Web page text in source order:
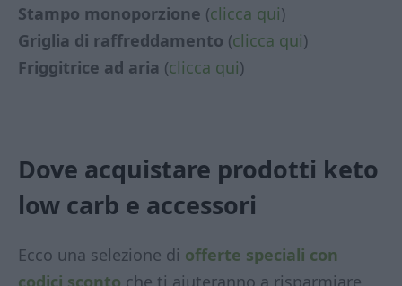
Stampo monoporzione (clicca qui)
Griglia di raffreddamento (clicca qui)
Friggitrice ad aria (clicca qui)
Dove acquistare prodotti keto
low carb e accessori
Ecco una selezione di offerte speciali con